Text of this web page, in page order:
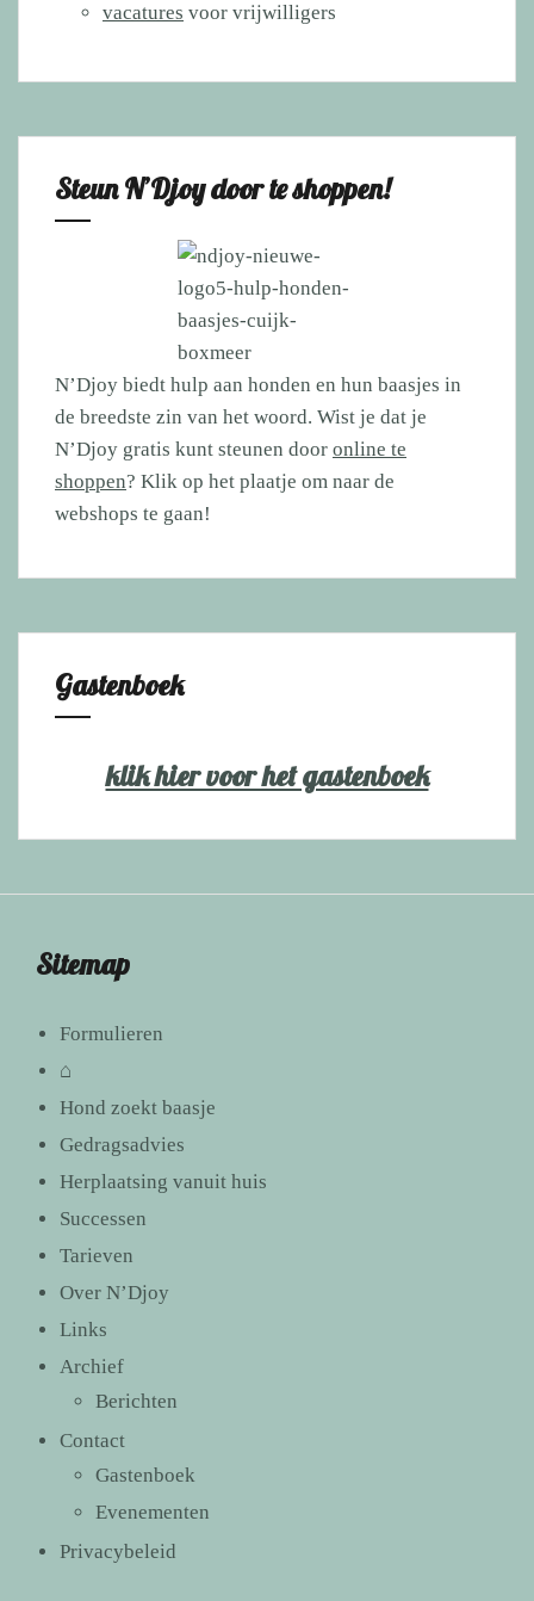
vacatures voor vrijwilligers
Steun N’Djoy door te shoppen!
N’Djoy biedt hulp aan honden en hun baasjes in
de breedste zin van het woord. Wist je dat je
N’Djoy gratis kunt steunen door online te
shoppen? Klik op het plaatje om naar de
webshops te gaan!
Gastenboek
klik hier voor het gastenboek
Sitemap
Formulieren
⌂
Hond zoekt baasje
Gedragsadvies
Herplaatsing vanuit huis
Successen
Tarieven
Over N’Djoy
Links
Archief
Berichten
Contact
Gastenboek
Evenementen
Privacybeleid